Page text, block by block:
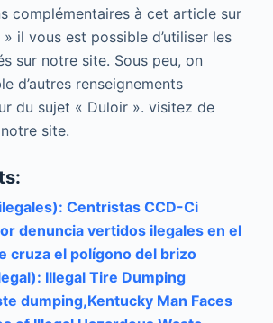
complémentaires à cet article sur
il vous est possible d’utiliser les
sur notre site. Sous peu, on
d’autres renseignements
du sujet « Duloir ». visitez de
site.
Centristas CCD-Ci
denuncia vertidos ilegales en el
cruza el polígono del brizo
Illegal Tire Dumping
dumping,Kentucky Man Faces